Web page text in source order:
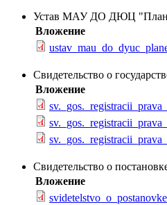
Устав МАУ ДО ДЮЦ
Вложение
Свидетельство о
Вложение
Свидетельство о
Вложение